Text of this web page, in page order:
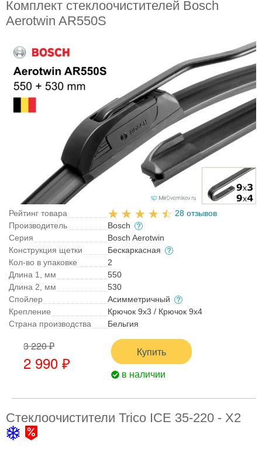
Комплект стеклоочистителей Bosch
Aerotwin AR550S
Рейтинг товара
28 отзывов
Производитель
Bosch
Серия
Bosch Aerotwin
Конструкция щетки
Бескаркасная
Кол-во в упаковке
2
Длина 1, мм
550
Длина 2, мм
530
Спойлер
Асимметричный
Крепление
Крючок 9x3 / Крючок 9x4
Страна производства
Бельгия
3 220 ₽
2 990 ₽
Купить
в наличии
Стеклоочистители Trico ICE 35-220 - X2